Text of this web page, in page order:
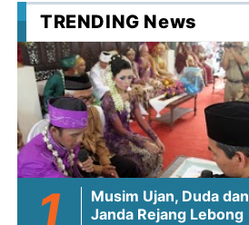
TRENDING News
Musim Ujan, Duda dan
Janda Rejang Lebong